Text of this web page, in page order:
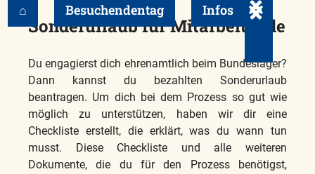
⌂ Besuchendentag Infos Untermenü
Sonderurlaub für Mitarbeitende
Du engagierst dich ehrenamtlich beim Bundeslager?
Dann kannst du bezahlten Sonderurlaub
beantragen. Um dich bei dem Prozess so gut wie
möglich zu unterstützen, haben wir dir eine
Checkliste erstellt, die erklärt, was du wann tun
musst. Diese Checkliste und alle weiteren
Dokumente, die du für den Prozess benötigst,